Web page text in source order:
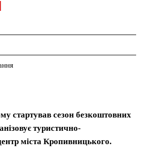
стартував сезон безкоштовних
туристично-
міста Кропивницького.